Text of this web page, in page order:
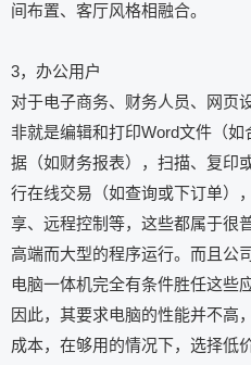
间布置、客厅风格相融合。
3，办公用户
对于电子商务、财务人员、网页
非就是编辑和打印Word文件（
据（如财务报表），扫描、复印
行在线交易（如查询或下订单）
享、远程控制等，这些都属于很
高端而大型的程序运行。而且公
电脑一体机完全有条件胜任这些应
因此，其要求电脑的性能并不高
成本，在够用的情况下，选择低